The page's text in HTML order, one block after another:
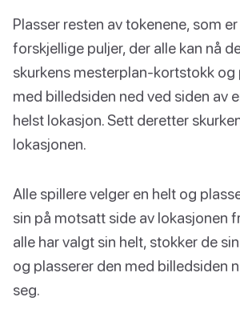
Plasser resten av tokenene, som
forskjellige puljer, der alle kan nå
skurkens mesterplan-kortstokk og
med billedsiden ned ved siden av
helst lokasjon. Sett deretter
lokasjonen.
Alle spillere velger en helt og
sin på motsatt side av lokasjonen
alle har valgt sin helt, stokker de
og plasserer den med billedsiden
seg.